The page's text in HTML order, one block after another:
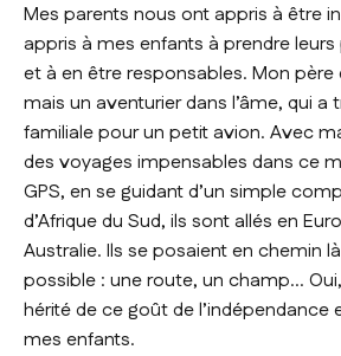
Mes parents nous ont appris à être
appris à mes enfants à prendre
et à en être responsables. Mon père
mais un aventurier dans l’âme, qui a
familiale pour un petit avion. Avec
des voyages impensables dans ce
GPS, en se guidant d’un simple
d’Afrique du Sud, ils sont allés en
Australie. Ils se posaient en chemin
possible : une route, un champ…
hérité de ce goût de l’indépendance
mes enfants.